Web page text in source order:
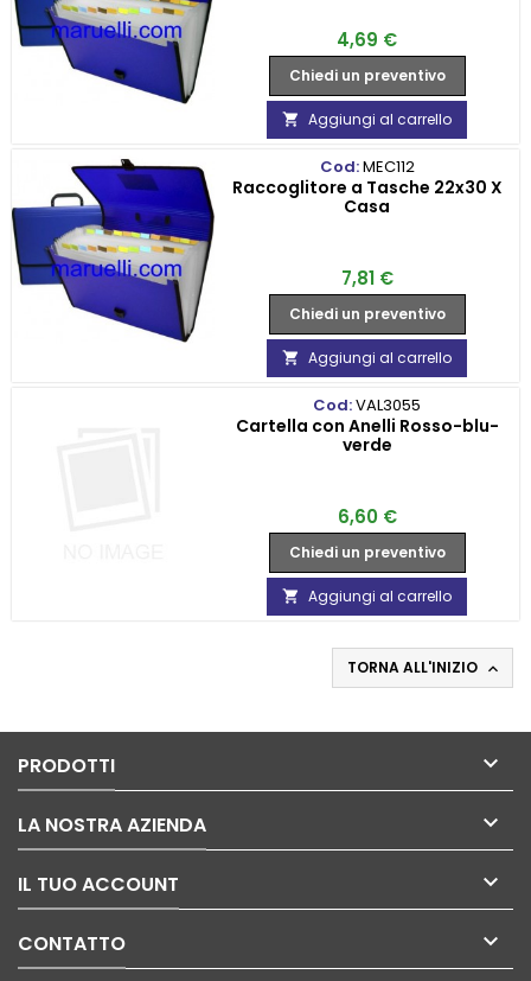
Prezzo
4,69 €
Chiedi un preventivo
 Aggiungi al carrello
Cod:MEC112
Raccoglitore a Tasche 22x30 X
Casa
Prezzo
7,81 €
Chiedi un preventivo
 Aggiungi al carrello
Cod:VAL3055
Cartella con Anelli Rosso-blu-
verde
Prezzo
6,60 €
Chiedi un preventivo
 Aggiungi al carrello
TORNA ALL'INIZIO 
PRODOTTI 
LA NOSTRA AZIENDA 
IL TUO ACCOUNT 
CONTATTO 